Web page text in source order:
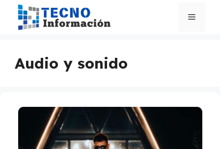
Saltar
contenido
Menú
Audio y sonido